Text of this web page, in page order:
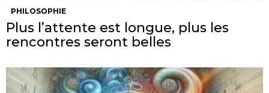
PHILOSOPHIE
Plus l’attente est longue, plus les
rencontres seront belles